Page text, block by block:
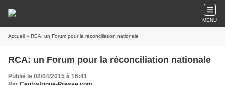
MENU
Accueil » RCA: un Forum pour la réconciliation nationale
RCA: un Forum pour la réconciliation nationale
Publié le 02/04/2015 à 16:41